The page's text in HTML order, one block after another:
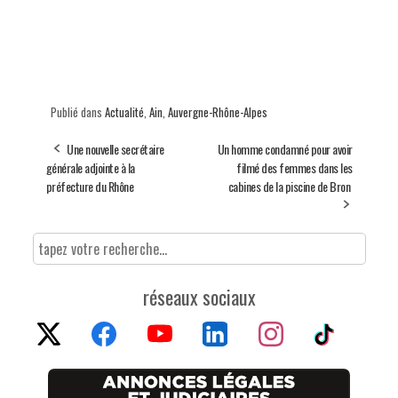
Publié dans Actualité Ain Auvergne-Rhône-Alpes
Une nouvelle secrétaire
générale adjointe à la
préfecture du Rhône
Un homme condamné pour avoir
filmé des femmes dans les
cabines de la piscine de Bron
réseaux sociaux